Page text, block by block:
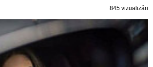
845 vizualizări